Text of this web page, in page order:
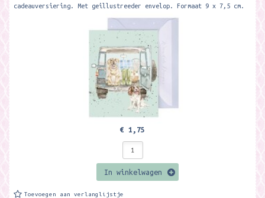
cadeauversiering. Met geillustreeder envelop. Formaat 9 x 7,5 cm.
€ 1,75
In winkelwagen
Toevoegen aan verlanglijstje